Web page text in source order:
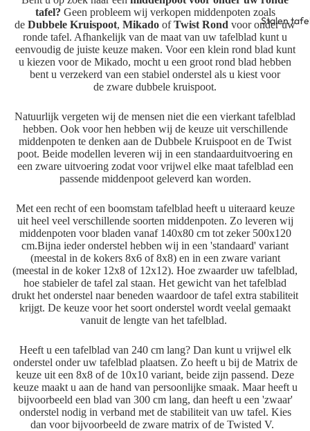
Stalen
tafel? Geen probleem wij verkopen middenpoten zoals
de Dubbele Kruispoot, Mikado of Twist Rond voor onder uw
ronde tafel. Afhankelijk van de maat van uw tafelblad kunt u
eenvoudig de juiste keuze maken. Voor een klein rond blad kunt
u kiezen voor de Mikado, mocht u een groot rond blad hebben
bent u verzekerd van een stabiel onderstel als u kiest voor
de zware dubbele kruispoot.
Natuurlijk vergeten wij de mensen niet die een vierkant tafelblad
hebben. Ook voor hen hebben wij de keuze uit verschillende
middenpoten te denken aan de Dubbele Kruispoot en de Twist
poot. Beide modellen leveren wij in een standaarduitvoering en
een zware uitvoering zodat voor vrijwel elke maat tafelblad een
passende middenpoot geleverd kan worden.
Met een recht of een boomstam tafelblad heeft u uiteraard keuze
uit heel veel verschillende soorten middenpoten. Zo leveren wij
middenpoten voor bladen vanaf 140x80 cm tot zeker 500x120
cm.Bijna ieder onderstel hebben wij in een 'standaard' variant
(meestal in de kokers 8x6 of 8x8) en in een zware variant
(meestal in de koker 12x8 of 12x12). Hoe zwaarder uw tafelblad,
hoe stabieler de tafel zal staan. Het gewicht van het tafelblad
drukt het onderstel naar beneden waardoor de tafel extra stabiliteit
krijgt. De keuze voor het soort onderstel wordt veelal gemaakt
vanuit de lengte van het tafelblad.
Heeft u een tafelblad van 240 cm lang? Dan kunt u vrijwel elk
onderstel onder uw tafelblad plaatsen. Zo heeft u bij de Matrix de
keuze uit een 8x8 of de 10x10 variant, beide zijn passend. Deze
keuze maakt u aan de hand van persoonlijke smaak. Maar heeft u
bijvoorbeeld een blad van 300 cm lang, dan heeft u een 'zwaar'
onderstel nodig in verband met de stabiliteit van uw tafel. Kies
dan voor bijvoorbeeld de zware matrix of de Twisted V.